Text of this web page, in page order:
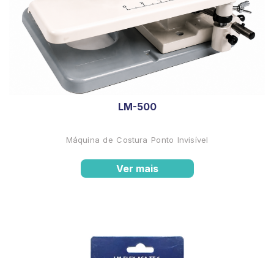
LM-500
Máquina de Costura Ponto Invisível
Ver mais